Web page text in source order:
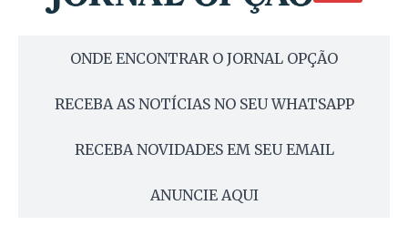
ONDE ENCONTRAR O JORNAL OPÇÃO
RECEBA AS NOTÍCIAS NO SEU WHATSAPP
RECEBA NOVIDADES EM SEU EMAIL
ANUNCIE AQUI